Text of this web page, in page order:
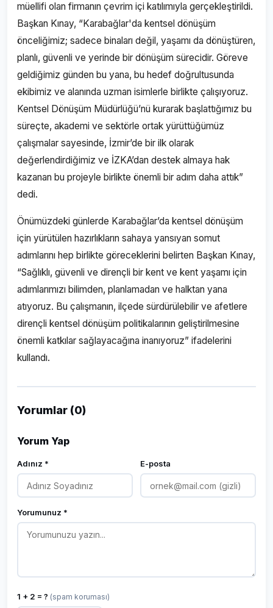
müellifi olan firmanın çevrim içi katılımıyla gerçekleştirildi.
Başkan Kınay, “Karabağlar'da kentsel dönüşüm
önceliğimiz; sadece binaları değil, yaşamı da dönüştüren,
planlı, güvenli ve yerinde bir dönüşüm sürecidir. Göreve
geldiğimiz günden bu yana, bu hedef doğrultusunda
ekibimiz ve alanında uzman isimlerle birlikte çalışıyoruz.
Kentsel Dönüşüm Müdürlüğü’nü kurarak başlattığımız bu
süreçte, akademi ve sektörle ortak yürüttüğümüz
çalışmalar sayesinde, İzmir’de bir ilk olarak
değerlendirdiğimiz ve İZKA’dan destek almaya hak
kazanan bu projeyle birlikte önemli bir adım daha attık”
dedi.
Önümüzdeki günlerde Karabağlar’da kentsel dönüşüm
için yürütülen hazırlıkların sahaya yansıyan somut
adımlarını hep birlikte göreceklerini belirten Başkan Kınay,
“Sağlıklı, güvenli ve dirençli bir kent ve kent yaşamı için
adımlarımızı bilimden, planlamadan ve halktan yana
atıyoruz. Bu çalışmanın, ilçede sürdürülebilir ve afetlere
dirençli kentsel dönüşüm politikalarının geliştirilmesine
önemli katkılar sağlayacağına inanıyoruz” ifadelerini
kullandı.
Yorumlar (0)
Yorum Yap
Adınız * E-posta
Yorumunuz *
1 + 2 = ? (spam koruması)